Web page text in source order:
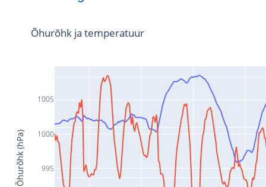
995
1000
1005
Õhurõhk ja temperatuur
Õhurõhk (hPa)